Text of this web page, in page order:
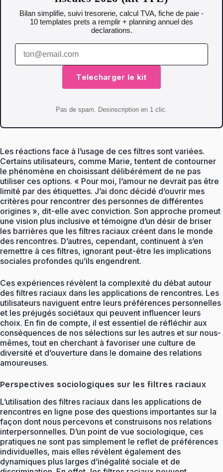
Bilan simplifie, suivi tresorerie, calcul TVA, fiche de paie -
10 templates prets a remplir + planning annuel des
declarations.
Telecharger le kit
Pas de spam. Desinscription en 1 clic.
Les réactions face à l’usage de ces filtres sont variées.
Certains utilisateurs, comme Marie, tentent de contourner
le phénomène en choisissant délibérément de ne pas
utiliser ces options. « Pour moi, l’amour ne devrait pas être
limité par des étiquettes. J’ai donc décidé d’ouvrir mes
critères pour rencontrer des personnes de différentes
origines », dit-elle avec conviction. Son approche promeut
une vision plus inclusive et témoigne d’un désir de briser
les barrières que les filtres raciaux créent dans le monde
des rencontres. D’autres, cependant, continuent à s’en
remettre à ces filtres, ignorant peut-être les implications
sociales profondes qu’ils engendrent.
Ces expériences révèlent la complexité du débat autour
des filtres raciaux dans les applications de rencontres. Les
utilisateurs naviguent entre leurs préférences personnelles
et les préjugés sociétaux qui peuvent influencer leurs
choix. En fin de compte, il est essentiel de réfléchir aux
conséquences de nos sélections sur les autres et sur nous-
mêmes, tout en cherchant à favoriser une culture de
diversité et d’ouverture dans le domaine des relations
amoureuses.
Perspectives sociologiques sur les filtres raciaux
L’utilisation des filtres raciaux dans les applications de
rencontres en ligne pose des questions importantes sur la
façon dont nous percevons et construisons nos relations
interpersonnelles. D’un point de vue sociologique, ces
pratiques ne sont pas simplement le reflet de préférences
individuelles, mais elles révèlent également des
dynamiques plus larges d’inégalité sociale et de